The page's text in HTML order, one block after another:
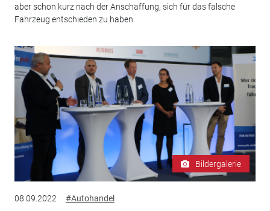
aber schon kurz nach der Anschaffung, sich für das falsche
Fahrzeug entschieden zu haben.
Bildergalerie
08.09.2022 #Autohandel